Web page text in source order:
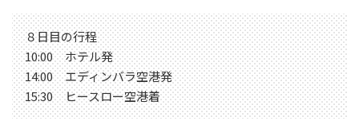
８日目の行程
10:00 ホテル発
14:00 エディンバラ空港発
15:30 ヒースロー空港着